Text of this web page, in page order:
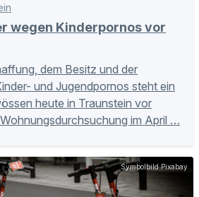
wegen Kinderpornos vor
dem Besitz und der
und Jugendpornos steht ein
heute in Traunstein vor
im April …
Symbolbild Pixabay